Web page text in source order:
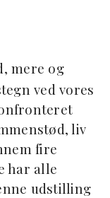
mere og
ved vores
liv
fire
har alle
udstilling